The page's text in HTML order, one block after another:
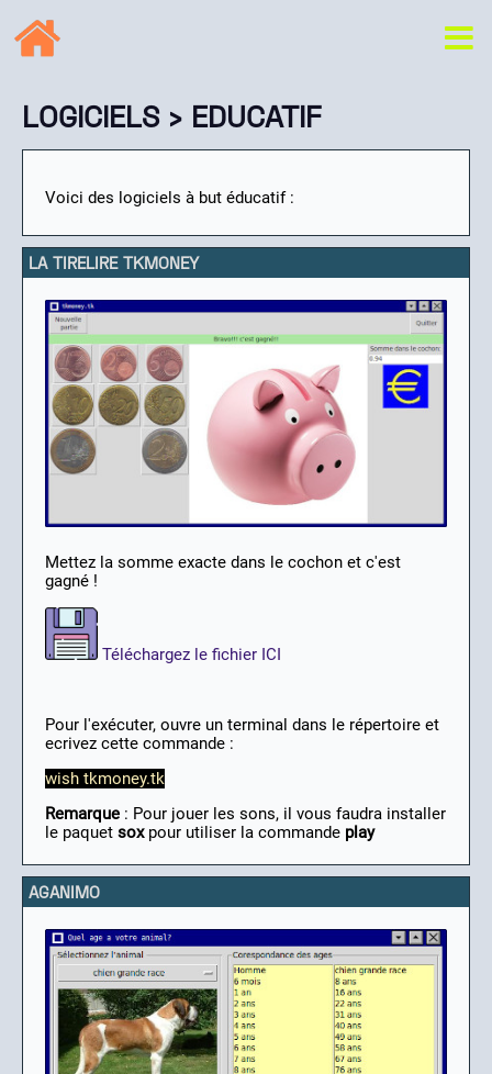
LOGICIELS› EDUCATIF
Voici des logiciels à but éducatif :
LA TIRELIRE TKMONEY
Mettez la somme exacte dans le cochon et c'est
gagné !
Téléchargez le fichier ICI
Pour l'exécuter, ouvre un terminal dans le répertoire et
ecrivez cette commande :
wish tkmoney.tk
Remarque : Pour jouer les sons, il vous faudra installer
le paquet soxpour utiliser la commande play
AGANIMO